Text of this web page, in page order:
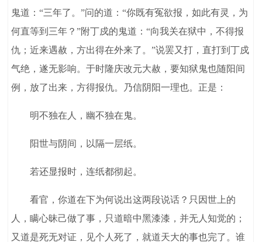
鬼道：“三年了。”问的道：“你既有冤欲报，如此有灵，为
何直等到三年？”附丁戍的鬼道：“向我关在狱中，不得报
仇；近来遇赦，方出得在外来了。”说罢又打，直打到丁戍
气绝，遂无影响。于时隆庆改元大赦，要知狱鬼也随阳间
例，放了出来，方得报仇。乃信阴阳一理也。正是：
明不独在人，幽不独在鬼。
阳世与阴间，以隔一层纸。
若还显报时，连纸都彻起。
看官，你道在下为何说出这两段说话？只因世上的
人，瞒心昧己做了事，只道暗中黑漆漆，并无人知觉的；
又道是死无对证，见个人死了，就道天大的事也完了。谁